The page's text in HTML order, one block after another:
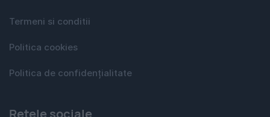
Termeni si conditii
Politica cookies
Politica de confidențialitate